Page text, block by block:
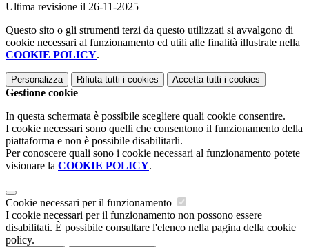
Ultima revisione il 26-11-2025
Questo sito o gli strumenti terzi da questo utilizzati si avvalgono di
cookie necessari al funzionamento ed utili alle finalità illustrate nella
COOKIE POLICY.
Personalizza Rifiuta tutti i cookies Accetta tutti i cookies
Gestione cookie
In questa schermata è possibile scegliere quali cookie consentire.
I cookie necessari sono quelli che consentono il funzionamento della
piattaforma e non è possibile disabilitarli.
Per conoscere quali sono i cookie necessari al funzionamento potete
visionare la COOKIE POLICY.
Cookie necessari per il funzionamento
I cookie necessari per il funzionamento non possono essere
disabilitati. È possibile consultare l'elenco nella pagina della cookie
policy.